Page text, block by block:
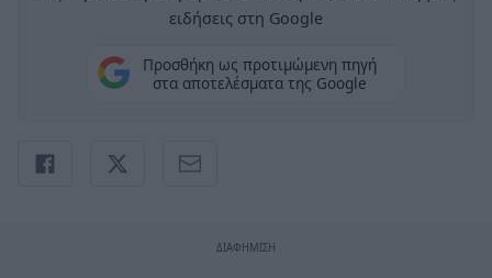
ειδήσεις στη Google
Προσθήκη ως προτιμώμενη πηγή
στα αποτελέσματα της Google